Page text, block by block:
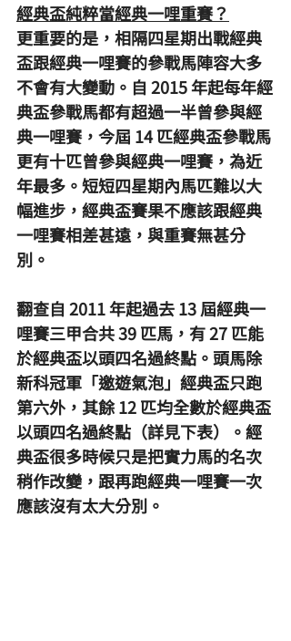
經典盃純粹當經典一哩重賽？
更重要的是，相隔四星期出戰經典
盃跟經典一哩賽的參戰馬陣容大多
不會有大變動。自 2015 年起每年經
典盃參戰馬都有超過一半曾參與經
典一哩賽，今屆 14 匹經典盃參戰馬
更有十匹曾參與經典一哩賽，為近
年最多。短短四星期內馬匹難以大
幅進步，經典盃賽果不應該跟經典
一哩賽相差甚遠，與重賽無甚分
別。
翻查自 2011 年起過去 13 屆經典一
哩賽三甲合共 39 匹馬，有 27 匹能
於經典盃以頭四名過終點。頭馬除
新科冠軍「邀遊氣泡」經典盃只跑
第六外，其餘 12 匹均全數於經典盃
以頭四名過終點（詳見下表）。經
典盃很多時候只是把實力馬的名次
稍作改變，跟再跑經典一哩賽一次
應該沒有太大分別。